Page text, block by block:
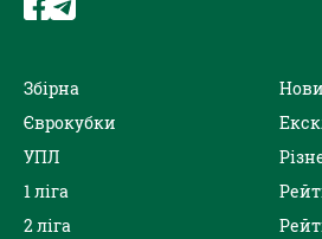
Збірна
Єврокубки
УПЛ
1 ліга
2 ліга